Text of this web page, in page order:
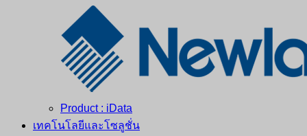
Product : iData
เทคโนโลยีและโซลูชั่น